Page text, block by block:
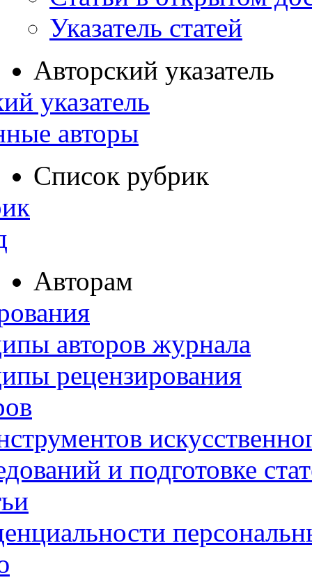
Указатель статей
Авторский указатель
указатель
авторы
Список рубрик
Авторам
авторов журнала
рецензирования
и подготовке